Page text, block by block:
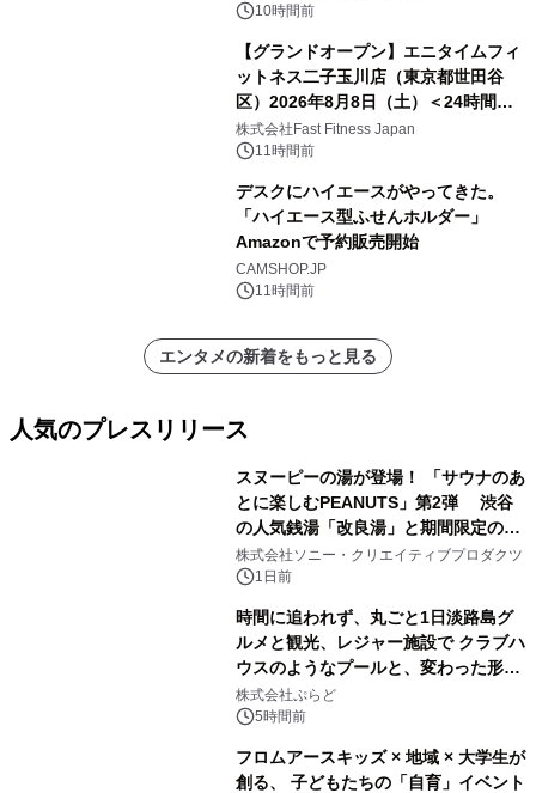
10時間前
【グランドオープン】エニタイムフィ
ットネス二子玉川店（東京都世田谷
区）2026年8月8日（土）＜24時間年
中無休のフィットネスジム＞
株式会社Fast Fitness Japan
11時間前
デスクにハイエースがやってきた。
「ハイエース型ふせんホルダー」
Amazonで予約販売開始
CAMSHOP.JP
11時間前
エンタメの新着をもっと見る
人気のプレスリリース
スヌーピーの湯が登場！ 「サウナのあ
とに楽しむPEANUTS」第2弾 渋谷
の人気銭湯「改良湯」と期間限定のコ
ラボレーション サウナイキタイコラ
ボグッズも発売決定！
株式会社ソニー・クリエイティブプロダクツ
1日前
時間に追われず、丸ごと1日淡路島グ
ルメと観光、レジャー施設で クラブハ
ウスのようなプールと、変わった形の
サウナも 「THE BOXY AWAJI」のお
得な素泊まり連泊プランで
株式会社ぷらど
5時間前
フロムアースキッズ × 地域 × 大学生が
創る、 子どもたちの「自育」イベント